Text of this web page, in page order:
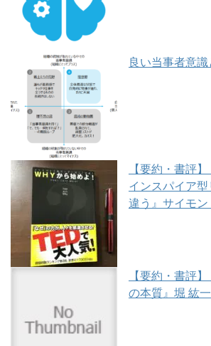
良い当事者意
【要約・書評
インスパイア
違う』サイモン
【要約・書評
の本質』堀 紘一